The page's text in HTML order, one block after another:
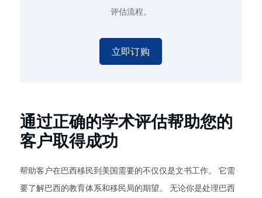
评估流程。
立即订购
通过正确的学术评估帮助您的
客户取得成功
帮助客户在巴西移民到美国需要的不仅仅是文书工作。 它需
要了解巴西的教育体系和移民局的期望。 无论你是处理巴西